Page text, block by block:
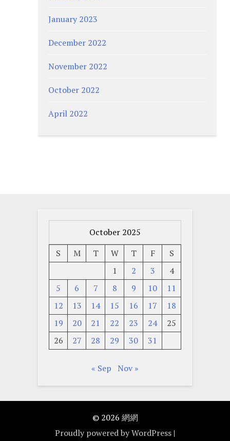
January 2023
December 2022
November 2022
October 2022
April 2022
October 2025
S
M T W T F
S
1
2 3
4
5
6 7 8 9 10
11
12
13 14 15 16 17
18
19
20 21 22 23 24
25
26
27 28 29 30 31
« Sep Nov »
© 2026 網網
Proudly powered by WordPress |